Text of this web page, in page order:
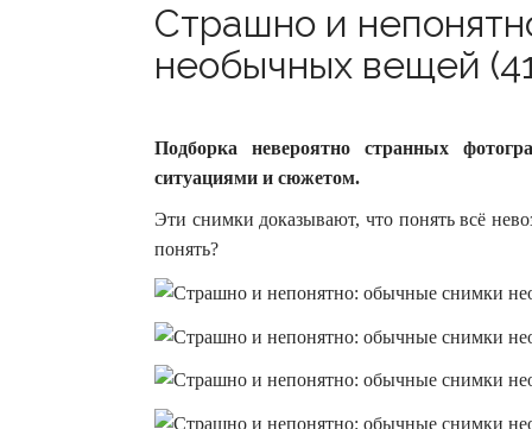
Страшно и
необычных вещей
Подборка невероятно странных
ситуациями и сюжетом.
Эти снимки доказывают, что понять всё
понять?